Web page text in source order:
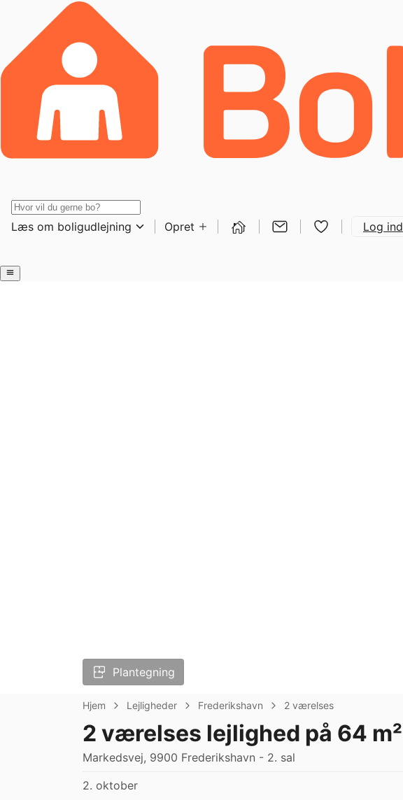
Læs om boligudlejning Opret Log ind
Plantegning
Hjem Lejligheder Frederikshavn 2 værelses
2 værelses lejlighed på 64 m²
Markedsvej, 9900 Frederikshavn - 2. sal
2. oktober